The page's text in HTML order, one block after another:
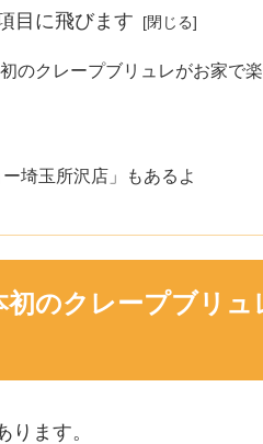
目に飛びます
のクレープブリュレがお家で
埼玉所沢店」もあるよ
のクレープブリ
ます。